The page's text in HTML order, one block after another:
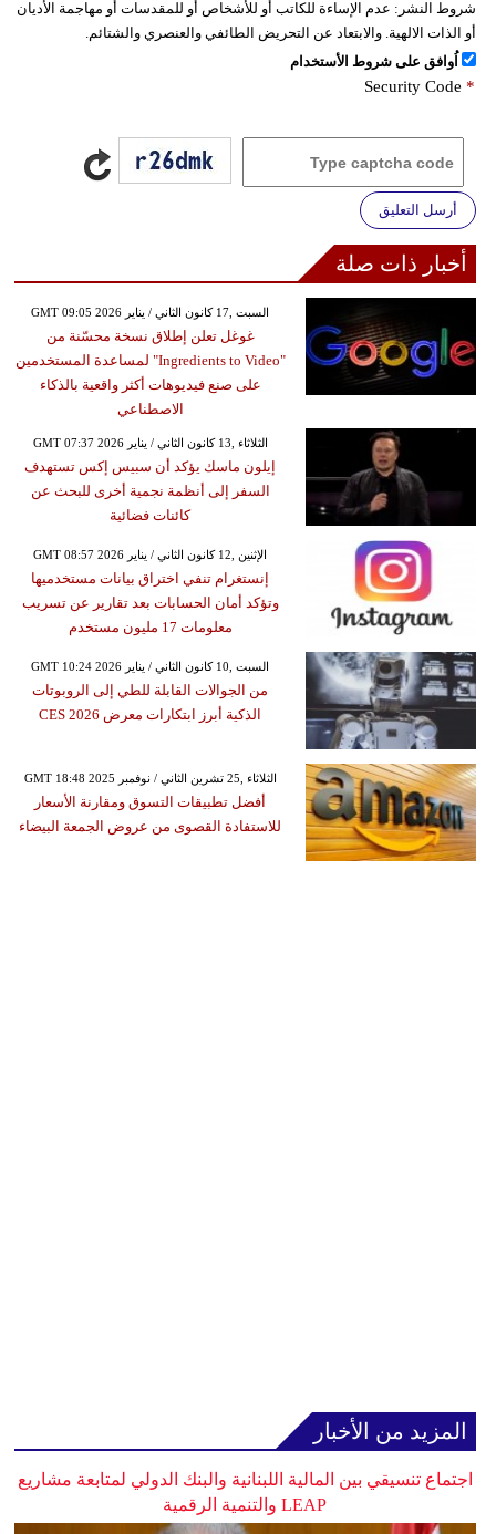
شروط النشر: عدم الإساءة للكاتب أو للأشخاص أو للمقدسات أو مهاجمة الأديان
أو الذات الالهية. والابتعاد عن التحريض الطائفي والعنصري والشتائم.
اُوافق على شروط الأستخدام
Security Code *
أرسل التعليق
أخبار ذات صلة
GMT 09:05 2026 السبت ,17 كانون الثاني / يناير
غوغل تعلن إطلاق نسخة محسّنة من
"Ingredients to Video" لمساعدة المستخدمين
على صنع فيديوهات أكثر واقعية بالذكاء
الاصطناعي
GMT 07:37 2026 الثلاثاء ,13 كانون الثاني / يناير
إيلون ماسك يؤكد أن سبيس إكس تستهدف
السفر إلى أنظمة نجمية أخرى للبحث عن
كائنات فضائية
GMT 08:57 2026 الإثنين ,12 كانون الثاني / يناير
إنستغرام تنفي اختراق بيانات مستخدميها
وتؤكد أمان الحسابات بعد تقارير عن تسريب
معلومات 17 مليون مستخدم
GMT 10:24 2026 السبت ,10 كانون الثاني / يناير
من الجوالات القابلة للطي إلى الروبوتات
الذكية أبرز ابتكارات معرض CES 2026
GMT 18:48 2025 الثلاثاء ,25 تشرين الثاني / نوفمبر
أفضل تطبيقات التسوق ومقارنة الأسعار
للاستفادة القصوى من عروض الجمعة البيضاء
المزيد من الأخبار
اجتماع تنسيقي بين المالية اللبنانية والبنك الدولي لمتابعة مشاريع
LEAP والتنمية الرقمية